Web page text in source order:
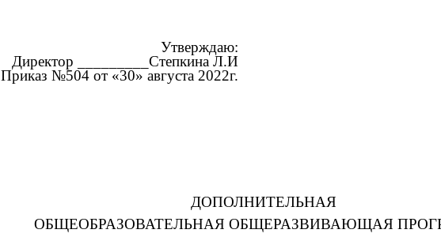
Утверждаю:
Директор _________Степкина Л.И
Приказ №504 от «30» августа 2022г.
ДОПОЛНИТЕЛЬНАЯ
ОБЩЕОБРАЗОВАТЕЛЬНАЯ ОБЩЕРАЗВИВАЮЩАЯ